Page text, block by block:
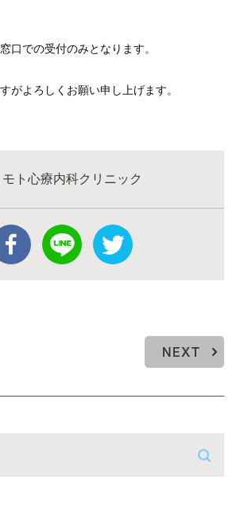
口での受付のみとなります。
がよろしくお願い申し上げます。
モト心療内科クリニック
NEXT